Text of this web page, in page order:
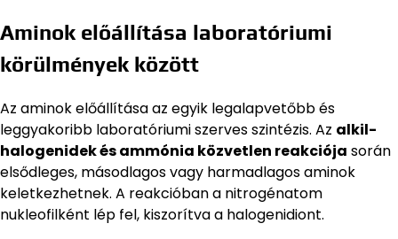
Aminok előállítása laboratóriumi
körülmények között
Az aminok előállítása az egyik legalapvetőbb és
leggyakoribb laboratóriumi szerves szintézis. Az alkil-
halogenidek és ammónia közvetlen reakciója során
elsődleges, másodlagos vagy harmadlagos aminok
keletkezhetnek. A reakcióban a nitrogénatom
nukleofilként lép fel, kiszorítva a halogenidiont.